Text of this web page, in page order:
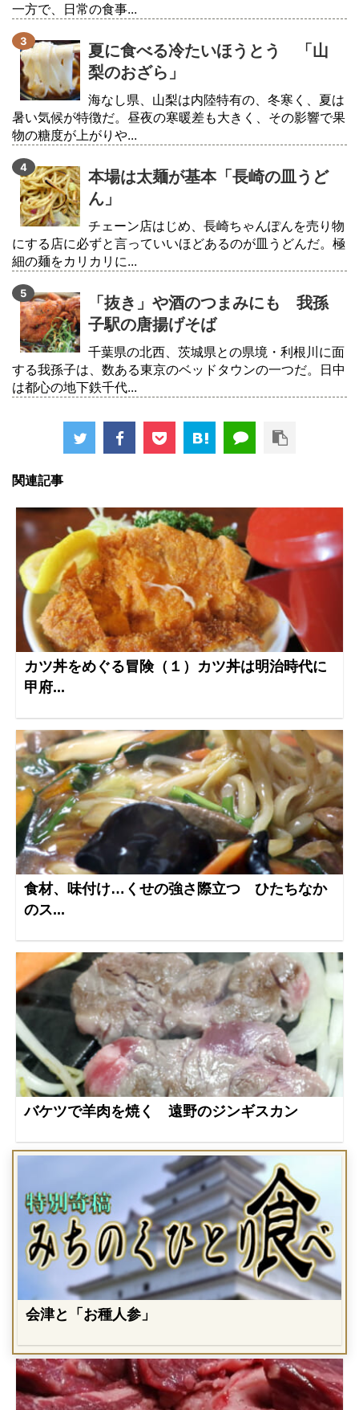
一方で、日常の食事...
夏に食べる冷たいほうとう 「山
梨のおざら」
海なし県、山梨は内陸特有の、冬寒く、夏は
暑い気候が特徴だ。昼夜の寒暖差も大きく、その影響で果
物の糖度が上がりや...
本場は太麺が基本「長崎の皿うど
ん」
チェーン店はじめ、長崎ちゃんぽんを売り物
にする店に必ずと言っていいほどあるのが皿うどんだ。極
細の麺をカリカリに...
「抜き」や酒のつまみにも 我孫
子駅の唐揚げそば
千葉県の北西、茨城県との県境・利根川に面
する我孫子は、数ある東京のベッドタウンの一つだ。日中
は都心の地下鉄千代...
関連記事
カツ丼をめぐる冒険（１）カツ丼は明治時代に
甲府...
食材、味付け…くせの強さ際立つ ひたちなか
のス...
バケツで羊肉を焼く 遠野のジンギスカン
会津と「お種人参」